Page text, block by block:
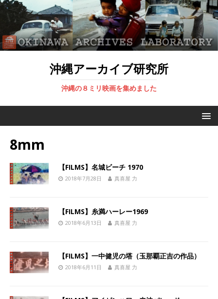
沖縄アーカイブ研究所
沖縄の８ミリ映画を集めました
8mm
【FILMS】名城ビーチ 1970
2018年7月28日 真喜屋 力
【FILMS】糸満ハーレー1969
2018年6月13日 真喜屋 力
【FILMS】一中健児の塔（玉那覇正吉の作品）
2018年6月11日 真喜屋 力